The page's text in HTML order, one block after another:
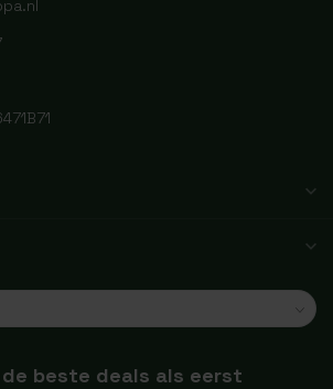
beste deals als eerst